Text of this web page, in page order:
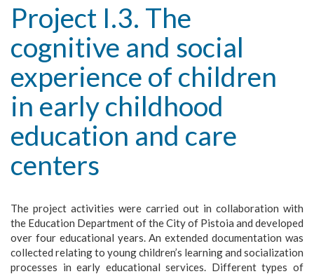
Project I.3. The
cognitive and social
experience of children
in early childhood
education and care
centers
The project activities were carried out in collaboration with
the Education Department of the City of Pistoia and developed
over four educational years. An extended documentation was
collected relating to young children’s learning and socialization
processes in early educational services. Different types of